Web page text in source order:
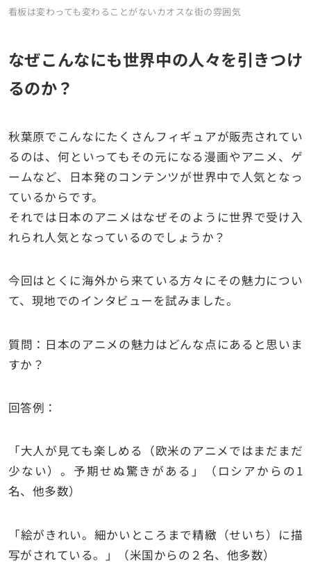
看板は変わっても変わることがないカオスな街の雰囲気
なぜこんなにも世界中の人々を引きつけ
るのか？
秋葉原でこんなにたくさんフィギュアが販売されてい
るのは、何といってもその元になる漫画やアニメ、ゲ
ームなど、日本発のコンテンツが世界中で人気となっ
ているからです。
それでは日本のアニメはなぜそのように世界で受け入
れられ人気となっているのでしょうか？
今回はとくに海外から来ている方々にその魅力につい
て、現地でのインタビューを試みました。
質問：日本のアニメの魅力はどんな点にあると思いま
すか？
回答例：
「大人が見ても楽しめる（欧米のアニメではまだまだ
少ない）。予期せぬ驚きがある」（ロシアからの1
名、他多数）
「絵がきれい。細かいところまで精緻（せいち）に描
写がされている。」（米国からの２名、他多数）